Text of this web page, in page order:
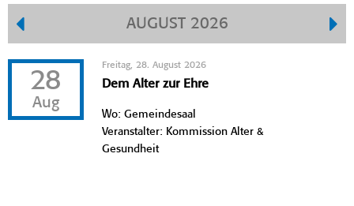
AUGUST 2026
28
Aug
Freitag, 28. August 2026
Dem Alter zur Ehre
Wo: Gemeindesaal
Veranstalter: Kommission Alter &
Gesundheit